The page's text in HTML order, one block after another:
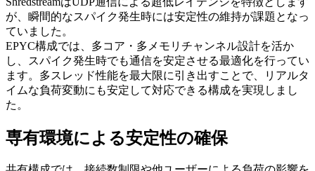
が、瞬間的なスパイク発生時には安定性の維持が課題となっ
ていました。
EPYC構成では、多コア・多メモリチャンネル設計を活か
し、スパイク発生時でも通信を安定させる最適化を行ってい
ます。多スレッド性能を最大限に引き出すことで、リアルタ
イムな負荷変動にも安定して対応できる構成を実現しまし
た。
専有環境による安定性の確保